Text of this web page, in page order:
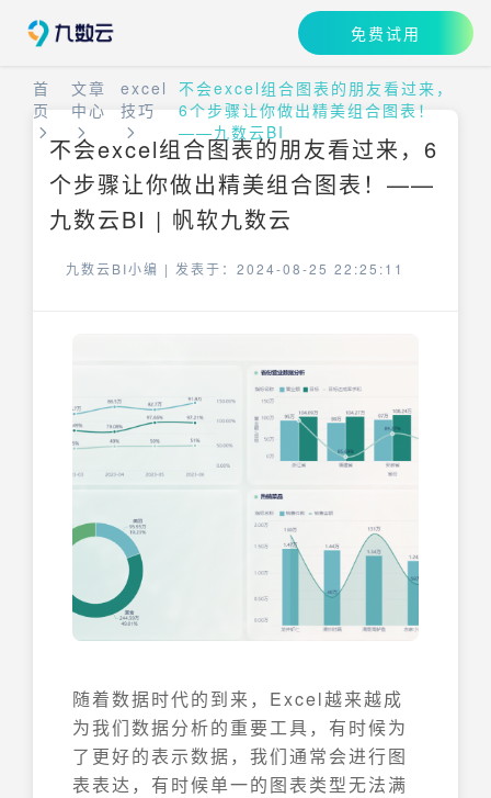
免费试用
首
页
文章
中心
excel
技巧
不会excel组合图表的朋友看过来，
6个步骤让你做出精美组合图表！
——九数云BI
不会excel组合图表的朋友看过来，6
个步骤让你做出精美组合图表！——
九数云BI | 帆软九数云
九数云BI小编 | 发表于：2024-08-25 22:25:11
随着数据时代的到来，Excel越来越成
为我们数据分析的重要工具，有时候为
了更好的表示数据，我们通常会进行图
表表达，有时候单一的图表类型无法满